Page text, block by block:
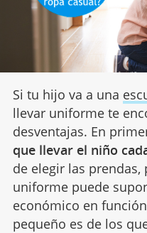
Si tu hijo va a una
llevar uniforme te
desventajas. En
que llevar el niño
de elegir las
uniforme puede
económico en
pequeño es de los